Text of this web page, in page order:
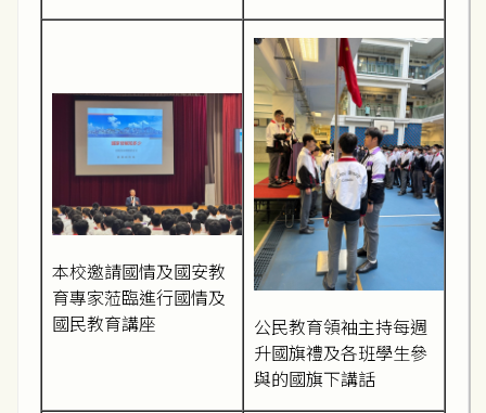
本校邀請國情及國安教
育專家蒞臨進行國情及
國民教育講座
公民教育領袖主持每週
升國旗禮及各班學生參
與的國旗下講話